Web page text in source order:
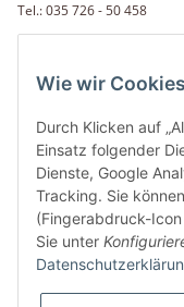
Tel.: 035 726 - 50 458
Weiterführende Links
Zahlungsarten
Rechnung
PayPal
Amazon Payment
Vorkasse
Überweisung
Wie wir
Durch Klicken auf
Einsatz folgender
Dienste, Google
Tracking. Sie
(Fingerabdruck-
Sie unter